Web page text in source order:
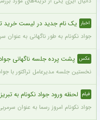
اخبار یک نام جدید در لیست خرید
جواد نکونام به طور ناگهانی به
عکس پشت پرده جلسه ناگهانی جواد
نخستین جلسه مدیرعامل تراکتور با
فیلم لحظه ورود جواد نکونام به
جواد نکونام امروز رسما به عنوان